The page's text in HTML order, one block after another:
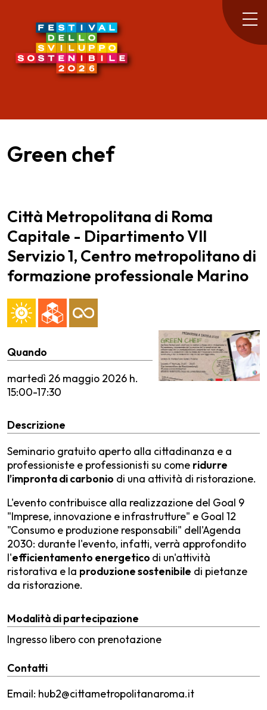
Green chef
Città Metropolitana di Roma
Capitale - Dipartimento VII
Servizio 1, Centro metropolitano di
formazione professionale Marino
Quando
martedì 26 maggio 2026 h.
15:00-17:30
Descrizione
Seminario gratuito aperto alla cittadinanza e a
professioniste e professionisti su come ridurre
l’impronta di carbonio di una attività di ristorazione.
L'evento contribuisce alla realizzazione del Goal 9
"Imprese, innovazione e infrastrutture" e Goal 12
"Consumo e produzione responsabili" dell'Agenda
2030: durante l'evento, infatti, verrà approfondito
l'efficientamento energetico di un'attività
ristorativa e la produzione sostenibile di pietanze
da ristorazione.
Modalità di partecipazione
Ingresso libero con prenotazione
Contatti
Email: hub2@cittametropolitanaroma.it